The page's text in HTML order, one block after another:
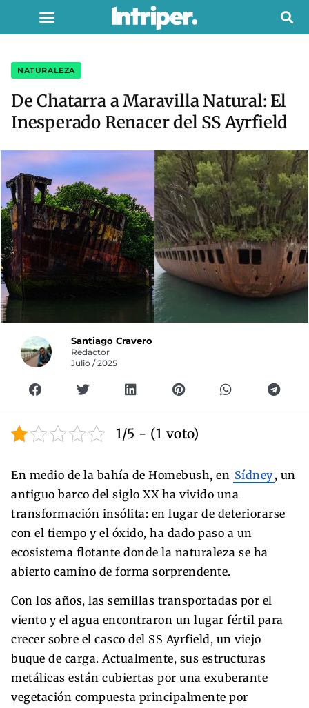
NATURALEZA
De Chatarra a Maravilla Natural: El
Inesperado Renacer del SS Ayrfield
Santiago Cravero
Redactor
Julio / 2025
1/5 - (1 voto)
En medio de la bahía de Homebush, en Sídney, un
antiguo barco del siglo XX ha vivido una
transformación insólita: en lugar de deteriorarse
con el tiempo y el óxido, ha dado paso a un
ecosistema flotante donde la naturaleza se ha
abierto camino de forma sorprendente.
Con los años, las semillas transportadas por el
viento y el agua encontraron un lugar fértil para
crecer sobre el casco del SS Ayrfield, un viejo
buque de carga. Actualmente, sus estructuras
metálicas están cubiertas por una exuberante
vegetación compuesta principalmente por